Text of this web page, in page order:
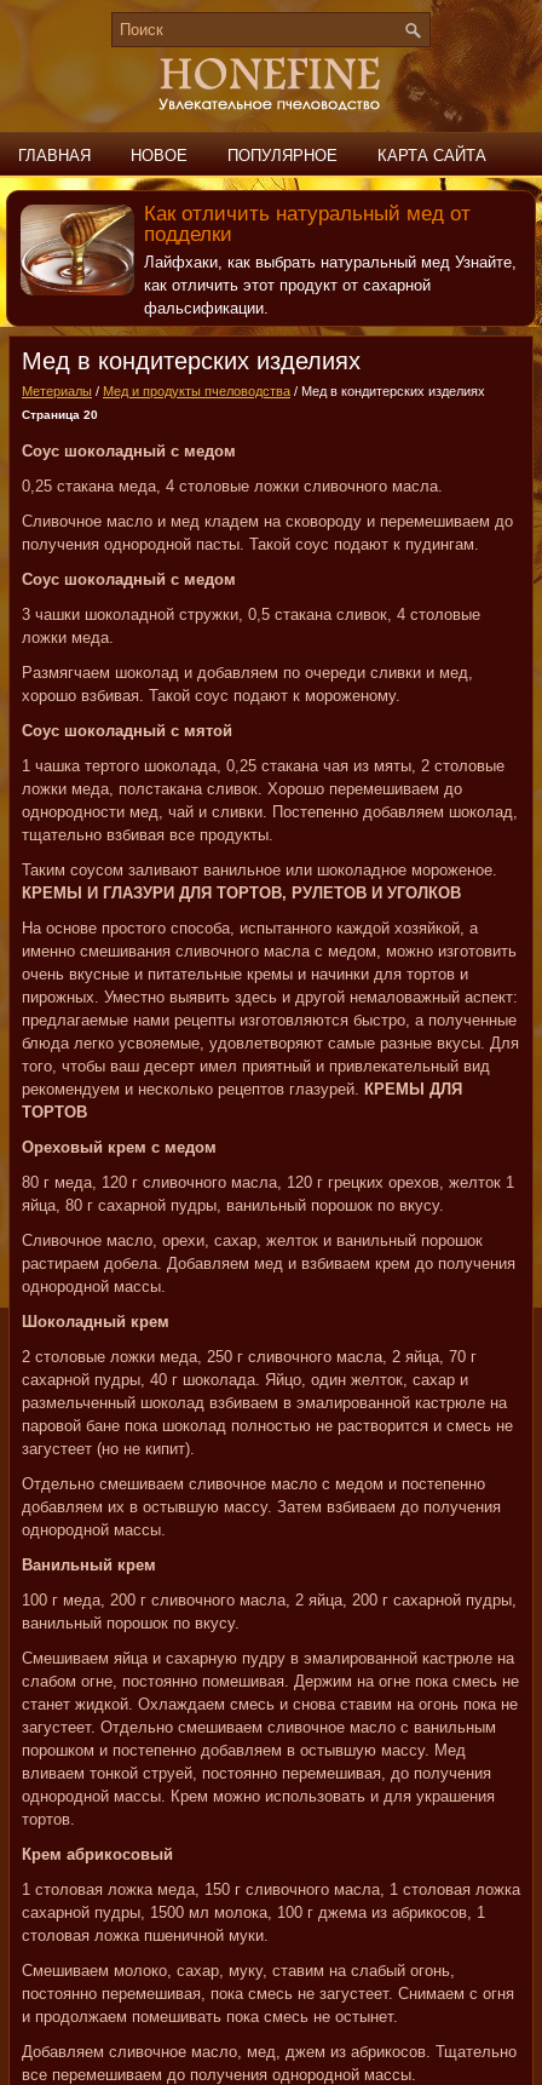
ГЛАВНАЯ НОВОЕ ПОПУЛЯРНОЕ КАРТА САЙТА
ПОИСК КОНТАКТЫ
Как отличить натуральный мед от
подделки
Лайфхаки, как выбрать натуральный мед Узнайте,
как отличить этот продукт от сахарной
фальсификации.
Мед в кондитерских изделиях
Метериалы / Мед и продукты пчеловодства / Мед в кондитерских изделиях
Страница 20
Соус шоколадный с медом
0,25 стакана меда, 4 столовые ложки сливочного масла.
Сливочное масло и мед кладем на сковороду и перемешиваем до
получения однородной пасты. Такой соус подают к пудингам.
Соус шоколадный с медом
3 чашки шоколадной стружки, 0,5 стакана сливок, 4 столовые
ложки меда.
Размягчаем шоколад и добавляем по очереди сливки и мед,
хорошо взбивая. Такой соус подают к мороженому.
Соус шоколадный с мятой
1 чашка тертого шоколада, 0,25 стакана чая из мяты, 2 столовые
ложки меда, полстакана сливок. Хорошо перемешиваем до
однородности мед, чай и сливки. Постепенно добавляем шоколад,
тщательно взбивая все продукты.
Таким соусом заливают ванильное или шоколадное мороженое.
КРЕМЫ И ГЛАЗУРИ ДЛЯ ТОРТОВ, РУЛЕТОВ И УГОЛКОВ
На основе простого способа, испытанного каждой хозяйкой, а
именно смешивания сливочного масла с медом, можно изготовить
очень вкусные и питательные кремы и начинки для тортов и
пирожных. Уместно выявить здесь и другой немаловажный аспект:
предлагаемые нами рецепты изготовляются быстро, а полученные
блюда легко усвояемые, удовлетворяют самые разные вкусы. Для
того, чтобы ваш десерт имел приятный и привлекательный вид
рекомендуем и несколько рецептов глазурей. КРЕМЫ ДЛЯ
ТОРТОВ
Ореховый крем с медом
80 г меда, 120 г сливочного масла, 120 г грецких орехов, желток 1
яйца, 80 г сахарной пудры, ванильный порошок по вкусу.
Сливочное масло, орехи, сахар, желток и ванильный порошок
растираем добела. Добавляем мед и взбиваем крем до получения
однородной массы.
Шоколадный крем
2 столовые ложки меда, 250 г сливочного масла, 2 яйца, 70 г
сахарной пудры, 40 г шоколада. Яйцо, один желток, сахар и
размельченный шоколад взбиваем в эмалированной кастрюле на
паровой бане пока шоколад полностью не растворится и смесь не
загустеет (но не кипит).
Отдельно смешиваем сливочное масло с медом и постепенно
добавляем их в остывшую массу. Затем взбиваем до получения
однородной массы.
Ванильный крем
100 г меда, 200 г сливочного масла, 2 яйца, 200 г сахарной пудры,
ванильный порошок по вкусу.
Смешиваем яйца и сахарную пудру в эмалированной кастрюле на
слабом огне, постоянно помешивая. Держим на огне пока смесь не
станет жидкой. Охлаждаем смесь и снова ставим на огонь пока не
загустеет. Отдельно смешиваем сливочное масло с ванильным
порошком и постепенно добавляем в остывшую массу. Мед
вливаем тонкой струей, постоянно перемешивая, до получения
однородной массы. Крем можно использовать и для украшения
тортов.
Крем абрикосовый
1 столовая ложка меда, 150 г сливочного масла, 1 столовая ложка
сахарной пудры, 1500 мл молока, 100 г джема из абрикосов, 1
столовая ложка пшеничной муки.
Смешиваем молоко, сахар, муку, ставим на слабый огонь,
постоянно перемешивая, пока смесь не загустеет. Снимаем с огня
и продолжаем помешивать пока смесь не остынет.
Добавляем сливочное масло, мед, джем из абрикосов. Тщательно
все перемешиваем до получения однородной массы.